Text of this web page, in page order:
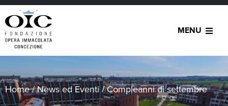
MENU
Home/News ed Eventi/Compleanni di settembre